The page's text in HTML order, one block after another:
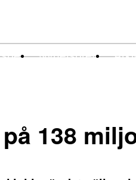
Nyhetsbrev
138